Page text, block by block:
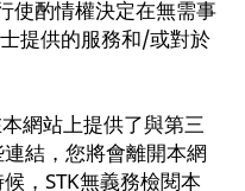
使酌情權決定在無需事
提供的服務和/或對於
網站上提供了與第三
結，您將會離開本網
，STK無義務檢閱本